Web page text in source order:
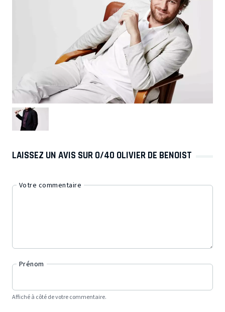
LAISSEZ UN AVIS SUR 0/40 OLIVIER DE BENOIST
Votre commentaire
Prénom
Affiché à côté de votre commentaire.